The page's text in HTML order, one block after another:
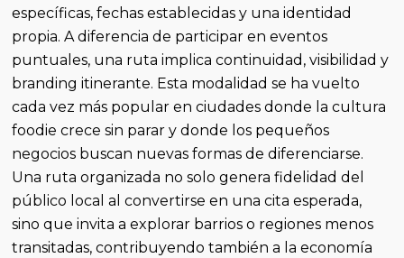
específicas, fechas establecidas y una identidad
propia. A diferencia de participar en eventos
puntuales, una ruta implica continuidad, visibilidad y
branding itinerante. Esta modalidad se ha vuelto
cada vez más popular en ciudades donde la cultura
foodie crece sin parar y donde los pequeños
negocios buscan nuevas formas de diferenciarse.
Una ruta organizada no solo genera fidelidad del
público local al convertirse en una cita esperada,
sino que invita a explorar barrios o regiones menos
transitadas, contribuyendo también a la economía